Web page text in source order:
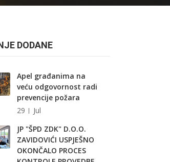
DODANE
Apel građanima na
veću odgovornost radi
prevencije požara
29
Jul
JP "ŠPD ZDK" D.O.O.
ZAVIDOVIĆI USPJEŠNO
OKONČALO PROCES